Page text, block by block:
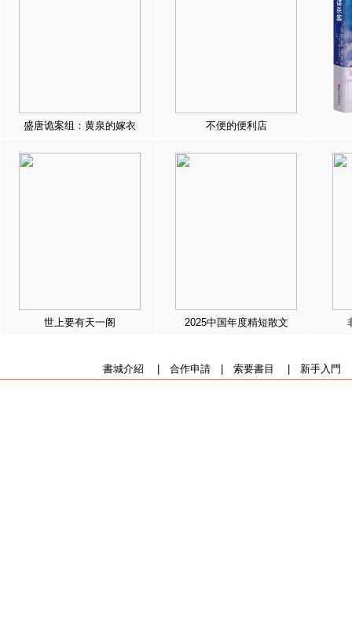
盛唐诡案组：黄泉的嫁衣 不便的便利店
世上要有天一阁 2025中国年度精短散文
書城介紹 合作申請| 索要書目 新手入門